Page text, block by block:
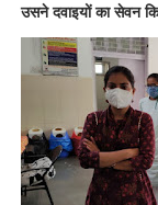
उसने दवाइयों का सेवन